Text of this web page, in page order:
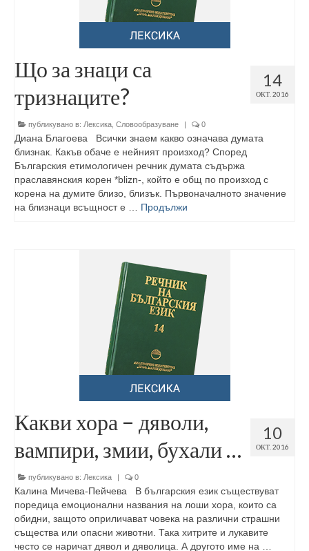
14
ОКТ. 2016
Що за знаци са
тризнаците?
публикувано в: Лексика Словообразуване | 0
Диана Благоева Всички знаем какво означава думата
близнак. Какъв обаче е нейният произход? Според
Българския етимологичен речник думата съдържа
праславянския корен *blizn-, който е общ по произход с
корена на думите близо, близък. Първоначалното значение
на близнаци всъщност е … Продължи
10
ОКТ. 2016
Какви хора – дяволи,
вампири, змии, бухали …
публикувано в: Лексика | 0
Калина Мичева-Пейчева В българския език съществуват
поредица емоционални названия на лоши хора, които са
обидни, защото оприличават човека на различни страшни
същества или опасни животни. Така хитрите и лукавите
често се наричат дявол и дяволица. А другото име на …